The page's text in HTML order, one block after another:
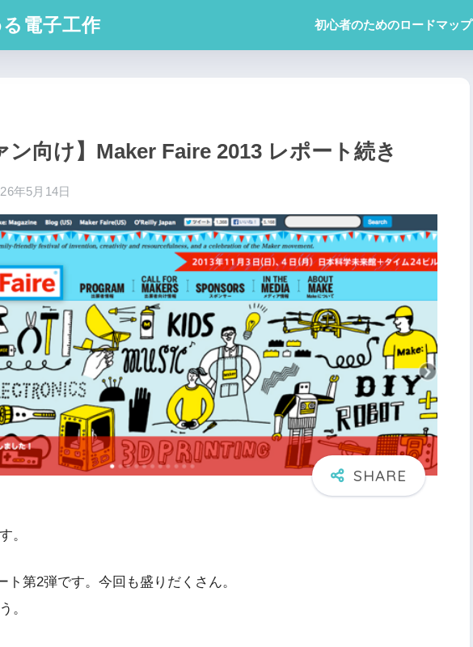
電子工作 初心者のためのロードマップ
ン向け】Maker Faire 2013 レポート続き
年5月14日
。
ト第2弾です。今回も盛りだくさん。
。